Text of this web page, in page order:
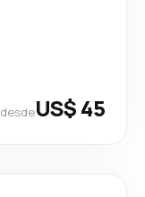
desdeUS$ 45